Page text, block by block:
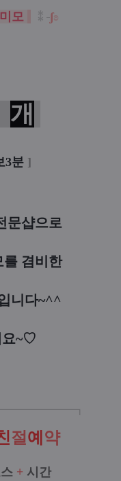
모 ⁑ ʃʚ
개
3분 ]
문샵으로
를 겸비한
니다~^^
요~♡
━━━━━━━┓
절 예 약
+ 시간